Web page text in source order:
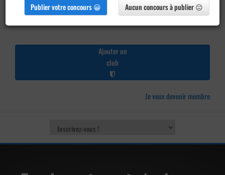
Ajouter un
club
Je veux devenir membre
Publier votre concours 😀 Aucun concours à publier 😐